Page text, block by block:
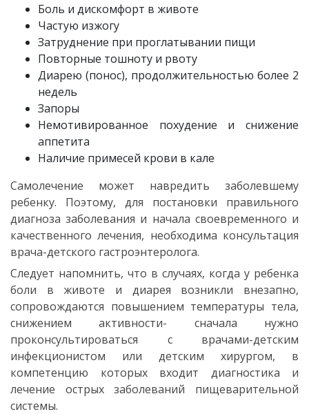
Боль и дискомфорт в животе
Частую изжогу
Затруднение при проглатывании пищи
Повторные тошноту и рвоту
Диарею (понос), продолжительностью более 2
недель
Запоры
Немотивированное похудение и снижение
аппетита
Наличие примесей крови в кале
Самолечение может навредить заболевшему
ребенку. Поэтому, для постановки правильного
диагноза заболевания и начала своевременного и
качественного лечения, необходима консультация
врача-детского гастроэнтеролога.
Следует напомнить, что в случаях, когда у ребенка
боли в животе и диарея возникли внезапно,
сопровождаются повышением температуры тела,
снижением активности- сначала нужно
проконсультироваться с врачами-детским
инфекционистом или детским хирургом, в
компетенцию которых входит диагностика и
лечение острых заболеваний пищеварительной
системы.